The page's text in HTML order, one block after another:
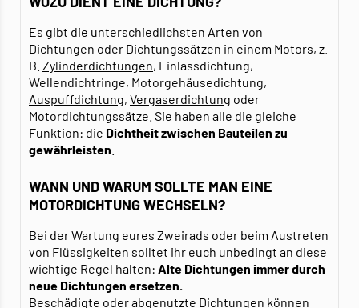
Es gibt die unterschiedlichsten Arten von
Dichtungen oder Dichtungssätzen in einem Motors, z.
B. Zylinderdichtungen, Einlassdichtung,
Wellendichtringe, Motorgehäusedichtung,
Auspuffdichtung, Vergaserdichtung oder
Motordichtungssätze . Sie haben alle die gleiche
Funktion: die Dichtheit zwischen Bauteilen zu
gewährleisten
WANN UND WARUM SOLLTE MAN EINE
MOTORDICHTUNG WECHSELN?
Bei der Wartung eures Zweirads oder beim Austreten
von Flüssigkeiten solltet ihr euch unbedingt an diese
wichtige Regel halten: Alte Dichtungen immer durch
neue Dichtungen ersetzen.
Beschädigte oder abgenutzte Dichtungen können